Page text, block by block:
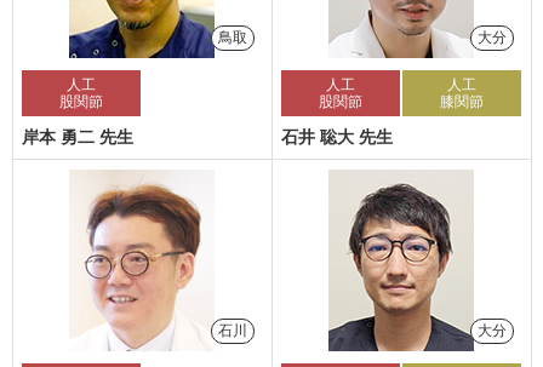
鳥取
人工
股関節
岸本 勇二 先生
大分
人工
股関節
人工
膝関節
石井 聡大 先生
石川 大分